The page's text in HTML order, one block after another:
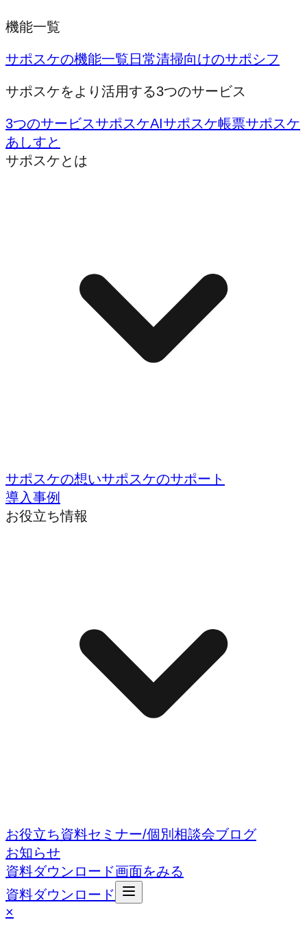
機能一覧
サポスケの機能一覧 日常清掃向けのサポシフ
サポスケをより活用する3つのサービス
3つのサービスサポスケAIサポスケ帳票サポスケ
あしすと
サポスケとは
サポスケの想いサポスケのサポート
導入事例
お役立ち情報
お役立ち資料セミナー/個別相談会ブログ
お知らせ
資料ダウンロード画面をみる
資料ダウンロード
×